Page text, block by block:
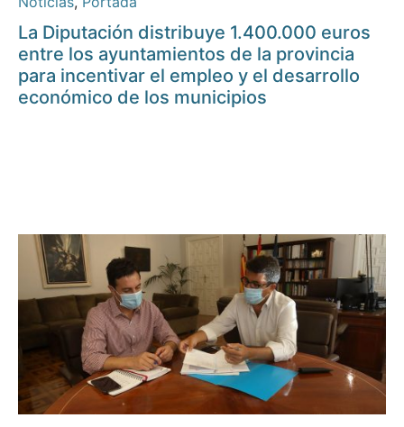
La Diputación distribuye 1.400.000 euros
entre los ayuntamientos de la provincia
para incentivar el empleo y el desarrollo
económico de los municipios